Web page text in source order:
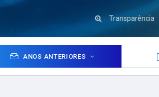
Transparência
ANOS ANTERIORES